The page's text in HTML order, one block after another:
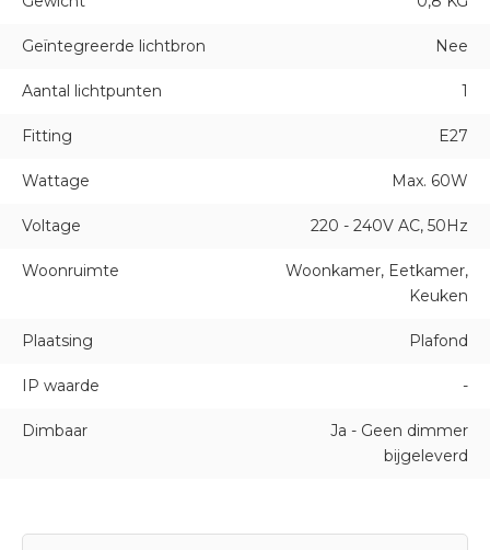
Geïntegreerde lichtbron Nee
Aantal lichtpunten 1
Fitting E27
Wattage Max. 60W
Voltage 220 - 240V AC, 50Hz
Woonruimte
Woonkamer, Eetkamer,
Keuken
Plaatsing Plafond
IP waarde -
Dimbaar
Ja - Geen dimmer
bijgeleverd